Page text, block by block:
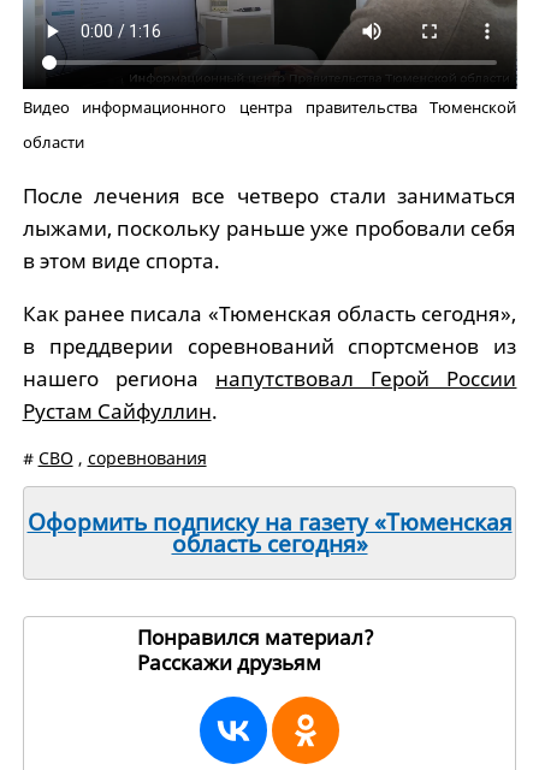
Видео информационного центра правительства Тюменской
области
После лечения все четверо стали заниматься
лыжами, поскольку раньше уже пробовали себя
в этом виде спорта.
Как ранее писала «Тюменская область сегодня»,
в преддверии соревнований спортсменов из
нашего региона напутствовал Герой России
Рустам Сайфуллин.
# СВО , соревнования
Оформить подписку на газету «Тюменская
область сегодня»
Понравился материал?
Расскажи друзьям